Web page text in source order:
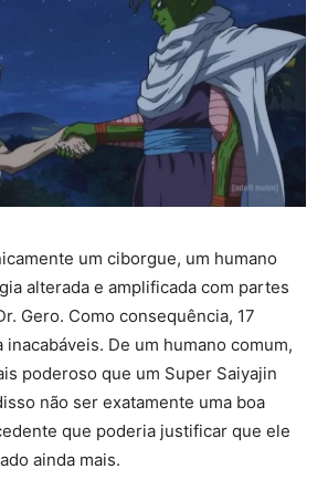
um ciborgue, um humano
alterada e amplificada com partes
Gero. Como consequência, 17
De um humano comum,
poderoso que um Super Saiyajin
não ser exatamente uma boa
que poderia justificar que ele
ainda mais.